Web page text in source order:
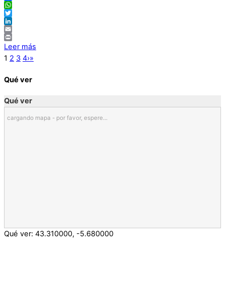
Facebook
WhatsApp
Twitter
LinkedIn
Email
Print
Leer más
1 2 3 4›»
Qué ver
Qué ver
cargando mapa - por favor, espere...
Qué ver: 43.310000, -5.680000